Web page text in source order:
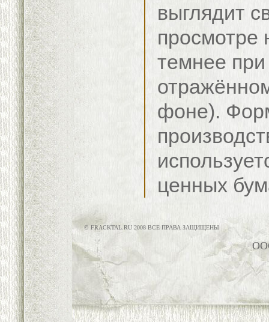
выглядит
просмотре
темнее
фоне).
ценных
© FRACKTAL.RU 2008 ВСЕ ПРАВА ЗАЩИЩЕНЫ